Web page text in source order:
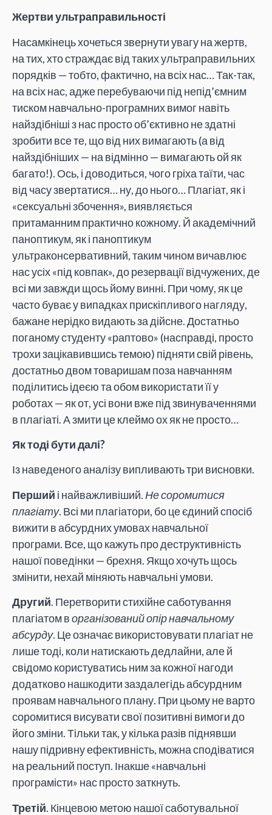
Жертви ультраправильності
Насамкінець хочеться звернути увагу на жертв,
на тих, хто страждає від таких ультраправильних
порядків — тобто, фактично, на всіх нас… Так-так,
на всіх нас, адже перебуваючи під непід’ємним
тиском навчально-програмних вимог навіть
найздібніші з нас просто об’єктивно не здатні
зробити все те, що від них вимагають (а від
найздібніших — на відмінно — вимагають ой як
багато!). Ось, і доводиться, чого гріха таїти, час
від часу звертатися… ну, до нього… Плагіат, як і
«сексуальні збочення», виявляється
притаманним практично кожному. Й академічний
паноптикум, як і паноптикум
ультраконсервативний, таким чином вичавлює
нас усіх «під ковпак», до резервації відчужених, де
всі ми завжди щось йому винні. При чому, як це
часто буває у випадках прискіпливого нагляду,
бажане нерідко видають за дійсне. Достатньо
поганому студенту «раптово» (насправді, просто
трохи зацікавившись темою) підняти свій рівень,
достатньо двом товаришам поза навчанням
поділитись ідеєю та обом використати її у
роботах — як от, усі вони вже під звинуваченнями
в плагіаті. А змити це клеймо ох як не просто…
Як тоді бути далі?
Із наведеного аналізу випливають три висновки.
Перший і найважливіший.Не соромитися
плагіату. Всі ми плагіатори, бо це єдиний спосіб
вижити в абсурдних умовах навчальної
програми. Все, що кажуть про деструктивність
нашої поведінки — брехня. Якщо хочуть щось
змінити, нехай міняють навчальні умови.
Другий. Перетворити стихійне саботування
плагіатом ворганізований опір навчальному
абсурду. Це означає використовувати плагіат не
лише тоді, коли натискають дедлайни, але й
свідомо користуватись ним за кожної нагоди
додатково нашкодити заздалегідь абсурдним
проявам навчального плану. При цьому не варто
соромитися висувати свої позитивні вимоги до
його зміни. Тільки так, у кілька разів піднявши
нашу підривну ефективність, можна сподіватися
на реальний поступ. Інакше «навчальні
програмісти» нас просто заткнуть.
Третій. Кінцевою метою нашої саботувальної